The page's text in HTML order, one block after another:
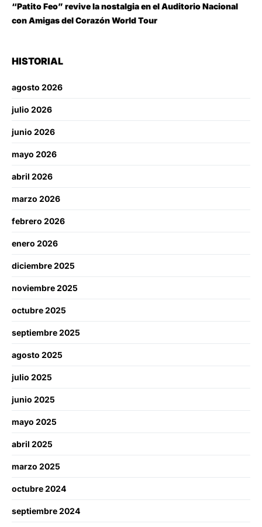
“Patito Feo” revive la nostalgia en el Auditorio Nacional
con Amigas del Corazón World Tour
HISTORIAL
agosto 2026
julio 2026
junio 2026
mayo 2026
abril 2026
marzo 2026
febrero 2026
enero 2026
diciembre 2025
noviembre 2025
octubre 2025
septiembre 2025
agosto 2025
julio 2025
junio 2025
mayo 2025
abril 2025
marzo 2025
octubre 2024
septiembre 2024